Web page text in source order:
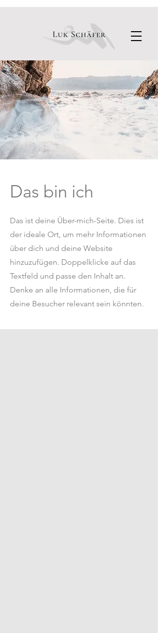
Das bin ich
Das ist deine Über-mich-Seite. Dies ist
der ideale Ort, um mehr Informationen
über dich und deine Website
hinzuzufügen. Doppelklicke auf das
Textfeld und passe den Inhalt an.
Denke an alle Informationen, die für
deine Besucher relevant sein könnten.